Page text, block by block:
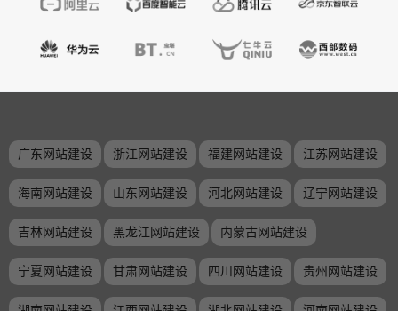
广东网站建设 浙江网站建设 福建网站建设 江苏网站建设
海南网站建设 山东网站建设 河北网站建设 辽宁网站建设
吉林网站建设 黑龙江网站建设 内蒙古网站建设
宁夏网站建设 甘肃网站建设 四川网站建设 贵州网站建设